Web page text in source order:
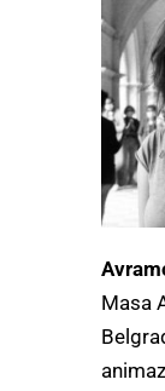
Masa